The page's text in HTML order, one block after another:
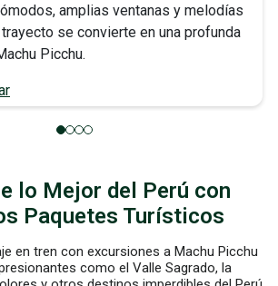
amplias ventanas y melodías
se convierte en una profunda
Picchu.
lo Mejor del Perú con
Paquetes Turísticos
en tren con excursiones a Machu Picchu
como el Valle Sagrado, la